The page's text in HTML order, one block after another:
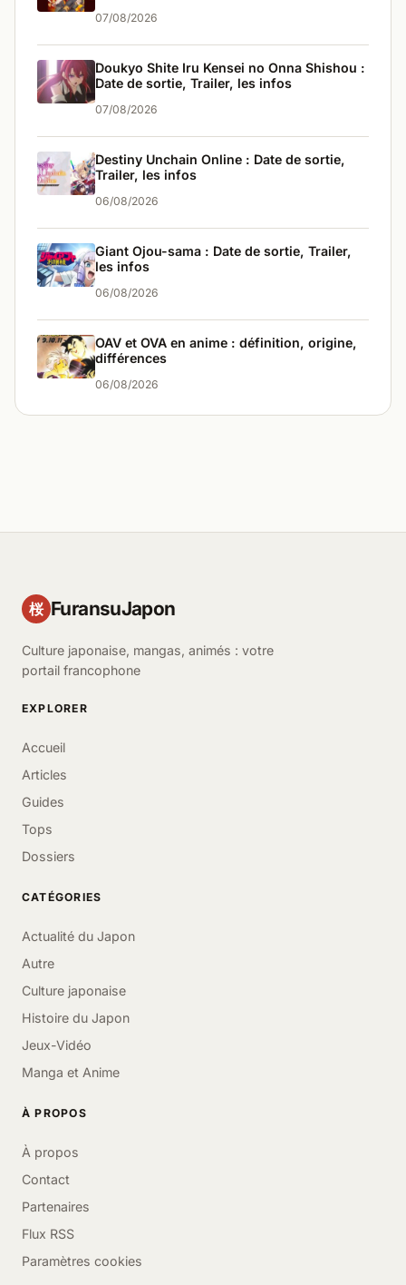
07/08/2026
Doukyo Shite Iru Kensei no Onna Shishou :
Date de sortie, Trailer, les infos
07/08/2026
Destiny Unchain Online : Date de sortie,
Trailer, les infos
06/08/2026
Giant Ojou-sama : Date de sortie, Trailer,
les infos
06/08/2026
OAV et OVA en anime : définition, origine,
différences
06/08/2026
桜 FuransuJapon
Culture japonaise, mangas, animés : votre
portail francophone
EXPLORER
Accueil
Articles
Guides
Tops
Dossiers
CATÉGORIES
Actualité du Japon
Autre
Culture japonaise
Histoire du Japon
Jeux-Vidéo
Manga et Anime
À PROPOS
À propos
Contact
Partenaires
Flux RSS
Paramètres cookies